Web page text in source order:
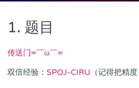
1. 题目
传送门=￣ω￣=
双倍经验： SPOJ-CIRU （记得把精度